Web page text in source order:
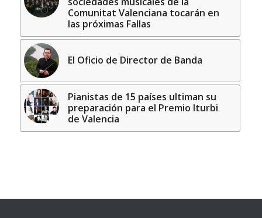
Comunitat Valenciana tocarán en
las próximas Fallas
El Oficio de Director de Banda
Pianistas de 15 países ultiman su
preparación para el Premio Iturbi
de Valencia